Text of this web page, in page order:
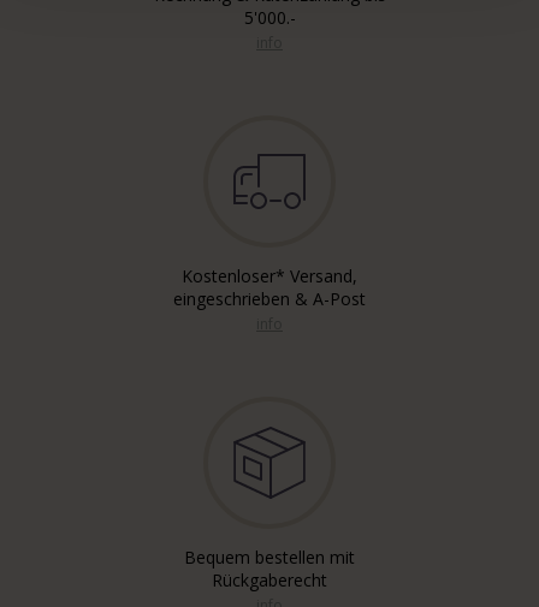
5'000.-
Kostenloser* Versand,
eingeschrieben & A-Post
Bequem bestellen mit
Rückgaberecht